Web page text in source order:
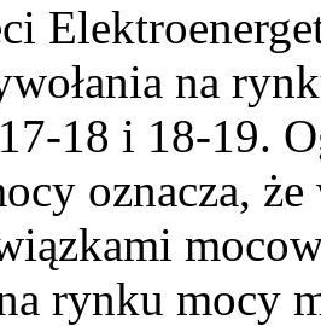
na
18 i 18-19.
oznacza,
rynku mocy